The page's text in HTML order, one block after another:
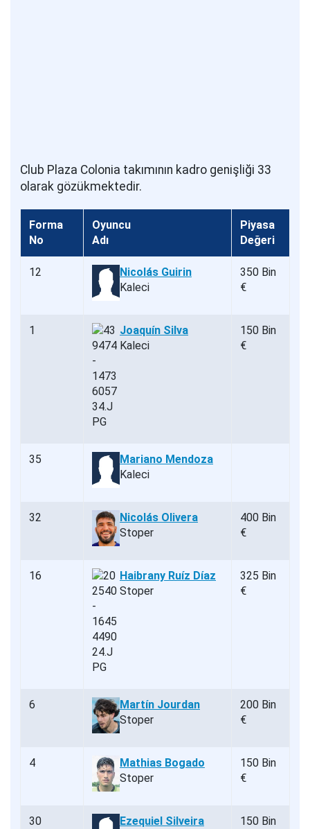
Club Plaza Colonia takımının kadro genişliği 33
olarak gözükmektedir.
Forma
No
Oyuncu
Adı
Piyasa
Değeri
12
Nicolás Guirin
Kaleci
350 Bin
€
1
Joaquín Silva
Kaleci
150 Bin
€
35
Mariano Mendoza
Kaleci
32
Nicolás Olivera
Stoper
400 Bin
€
16
Haibrany Ruíz Díaz
Stoper
325 Bin
€
6
Martín Jourdan
Stoper
200 Bin
€
4
Mathias Bogado
Stoper
150 Bin
€
30 Ezequiel Silveira 150 Bin